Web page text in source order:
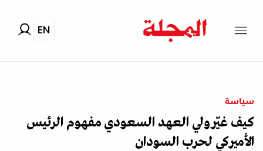
EN
سياسة
كيف غيّر ولي العهد السعودي مفهوم الرئيس
الأميركي لحرب السودان